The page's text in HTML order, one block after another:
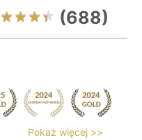
(688)
Pokaż więcej >>